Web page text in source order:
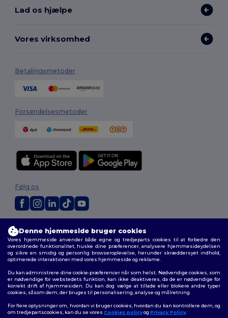
Lad os hjælpe
Vores virksomhed
Betalingsmetoder
Forsendelsesmetoder
Vilkår og Betingelser|Tilpasset politik | Fortrolighedspolitik
cookies|Sitemap
Følg os
Denne hjemmeside bruger cookies
Vores hjemmeside anvender både egne og tredjeparts cookies til at forbedre den
overordnede funktionalitet, huske dine præferencer, analysere hjemmesideydelsen
og sikre en smidig og personlig browseroplevelse, herunder skræddersyet indhold,
optimerede interaktioner med vores hjemmeside og reklame.
Du kan administrere dine cookie-præferencer når som helst. Nødvendige cookies, som
er nødvendige for webstedets funktion, kan ikke deaktiveres, da de er nødvendige for
korrekt drift af hjemmesiden. Du kan dog vælge at tillade eller blokere andre typer
cookies, såsom dem, der bruges til personalisering, analyse og målretning.
For flere oplysninger om, hvordan vi bruger cookies, hvordan du kan kontrollere dem, og
om tredjepartscookies, kan du se vores Cookies policyog Privacy Policy.